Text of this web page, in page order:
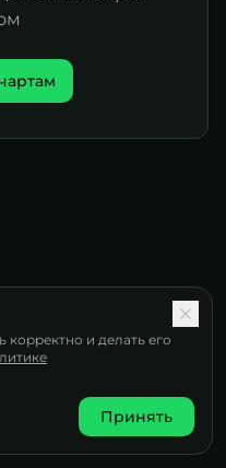
корректно и делать его
Принять